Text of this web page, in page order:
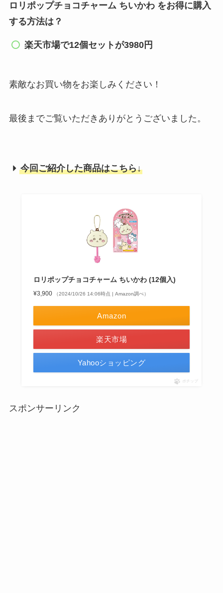
ロリポップチョコチャーム ちいかわ をお得に購入
する方法は？
楽天市場で12個セットが3980円
素敵なお買い物をお楽しみください！
最後までご覧いただきありがとうございました。
今回ご紹介した商品はこちら↓
ロリポップチョコチャーム ちいかわ (12個入)
¥3,900 （2024/10/26 14:06時点 | Amazon調べ）
Amazon
楽天市場
Yahooショッピング
ポチップ
スポンサーリンク